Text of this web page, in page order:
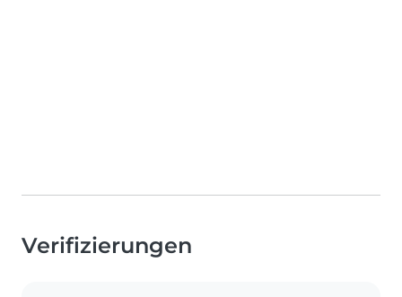
Verifizierungen